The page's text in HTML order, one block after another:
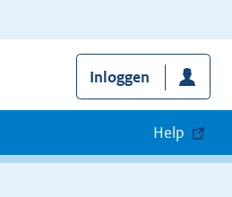
Inloggen
Help